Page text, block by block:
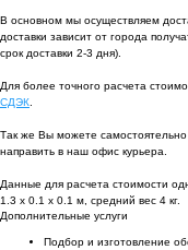
В основном мы осуществляем
доставки зависит от города
срок доставки 2-3 дня).
Для более точного расчета
СДЭК
Так же Вы можете
направить в наш офис курьера.
Данные для расчета стоимости
1.3 х 0.1 х 0.1 м, средний вес 4 кг.
Дополнительные услуги
Подбор и изготовление